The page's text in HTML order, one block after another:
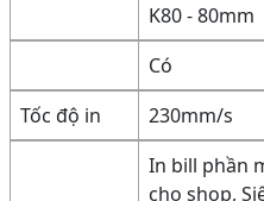
K80 - 80mm
Có
Tốc độ in
230mm/s
In bill phần
cho shop,